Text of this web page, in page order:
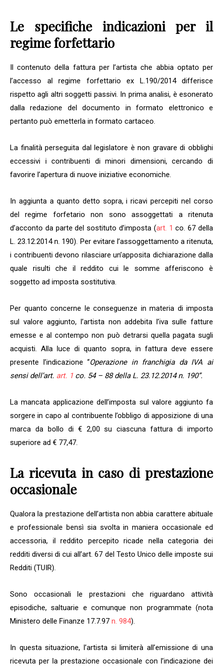
Le specifiche indicazioni per il
regime forfettario
Il contenuto della fattura per l’artista che abbia optato per
l’accesso al regime forfettario ex L.190/2014 differisce
rispetto agli altri soggetti passivi. In prima analisi, è esonerato
dalla redazione del documento in formato elettronico e
pertanto può emetterla in formato cartaceo.
La finalità perseguita dal legislatore è non gravare di obblighi
eccessivi i contribuenti di minori dimensioni, cercando di
favorire l’apertura di nuove iniziative economiche.
In aggiunta a quanto detto sopra, i ricavi percepiti nel corso
del regime forfetario non sono assoggettati a ritenuta
d’acconto da parte del sostituto d’imposta (art. 1 co. 67 della
L. 23.12.2014 n. 190). Per evitare l’assoggettamento a ritenuta,
i contribuenti devono rilasciare un’apposita dichiarazione dalla
quale risulti che il reddito cui le somme afferiscono è
soggetto ad imposta sostitutiva.
Per quanto concerne le conseguenze in materia di imposta
sul valore aggiunto, l’artista non addebita l’iva sulle fatture
emesse e al contempo non può detrarsi quella pagata sugli
acquisti. Alla luce di quanto sopra, in fattura deve essere
presente l’indicazione “Operazione in franchigia da IVA ai
sensi dell’art. art. 1 co. 54 – 88 della L. 23.12.2014 n. 190”.
La mancata applicazione dell’imposta sul valore aggiunto fa
sorgere in capo al contribuente l’obbligo di apposizione di una
marca da bollo di € 2,00 su ciascuna fattura di importo
superiore ad € 77,47.
La ricevuta in caso di prestazione
occasionale
Qualora la prestazione dell’artista non abbia carattere abituale
e professionale bensì sia svolta in maniera occasionale ed
accessoria, il reddito percepito ricade nella categoria dei
redditi diversi di cui all’art. 67 del Testo Unico delle imposte sui
Redditi (TUIR).
Sono occasionali le prestazioni che riguardano attività
episodiche, saltuarie e comunque non programmate (nota
Ministero delle Finanze 17.7.97 n. 984).
In questa situazione, l’artista si limiterà all’emissione di una
ricevuta per la prestazione occasionale con l’indicazione dei